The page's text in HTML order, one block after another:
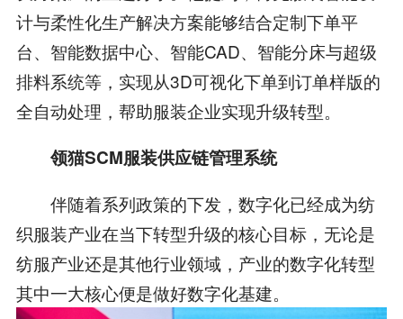
计与柔性化生产解决方案能够结合定制下单平
台、智能数据中心、智能CAD、智能分床与超级
排料系统等，实现从3D可视化下单到订单样版的
全自动处理，帮助服装企业实现升级转型。
领猫SCM服装供应链管理系统
伴随着系列政策的下发，数字化已经成为纺
织服装产业在当下转型升级的核心目标，无论是
纺服产业还是其他行业领域，产业的数字化转型
其中一大核心便是做好数字化基建。